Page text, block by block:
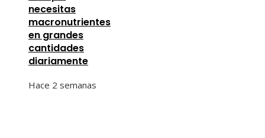
necesitas
macronutrientes
en grandes
cantidades
diariamente
Hace 2 semanas